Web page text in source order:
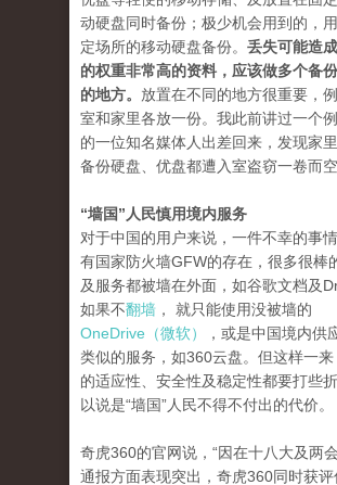
动硬盘同时备份；极少机会用到的，
定场所的移动硬盘备份。 丢失可能造
的权重非常高的资料，应该做多个备
的地方。 放置在不同的地方很重要，
室和家里各放一份。我此前讲过一个
的一位知名媒体人出差回来，发现家里
备份硬盘、优盘都遭入室盗窃一卷而空
“墙国”人民慎用境内服务
对于中国的用户来说，一件不幸的事
有国家防火墙GFW的存在，很多很棒
及服务都被墙在外面，如谷歌文档及
如果不翻墙 ， 就只能使用没被墙的
OneDrive（微软）
，或是中国境内供
类似的服务，如360云盘。但这样一来
的适应性、安全性及稳定性都要打些
以说是“墙国”人民不得不付出的代价。
奇虎360的官网说，“因在十八大及两
通报方面表现突出，奇虎360同时获评